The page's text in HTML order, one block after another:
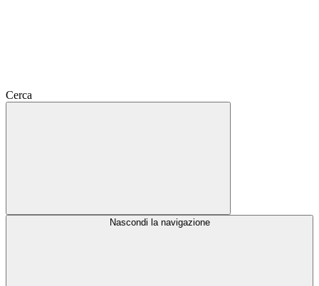
Cerca
Nascondi la navigazione